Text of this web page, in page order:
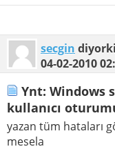
secgin
04-02-2010
Ynt: Windows
kullanıcı
yazan tüm hataları
mesela